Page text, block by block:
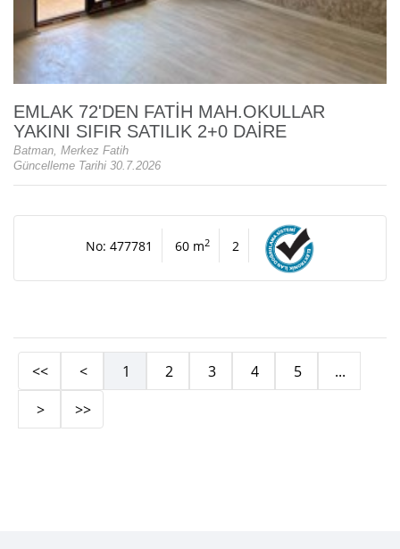
EMLAK 72'DEN FATİH MAH.OKULLAR
YAKINI SIFIR SATILIK 2+0 DAİRE
Batman, Merkez Fatih
Güncelleme Tarihi 30.7.2026
No: 477781 60 m2 2
<< < 1 2 3 4 5
...
>
>>